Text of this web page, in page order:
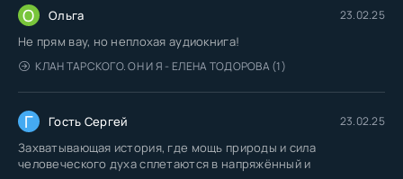
О Ольга 23.02.25
Не прям вау, но неплохая аудиокнига!
КЛАН ТАРСКОГО. ОН И Я - ЕЛЕНА ТОДОРОВА (1)
Г Гость Сергей 23.02.25
Захватывающая история, где мощь природы и сила
человеческого духа сплетаются в напряжённый и